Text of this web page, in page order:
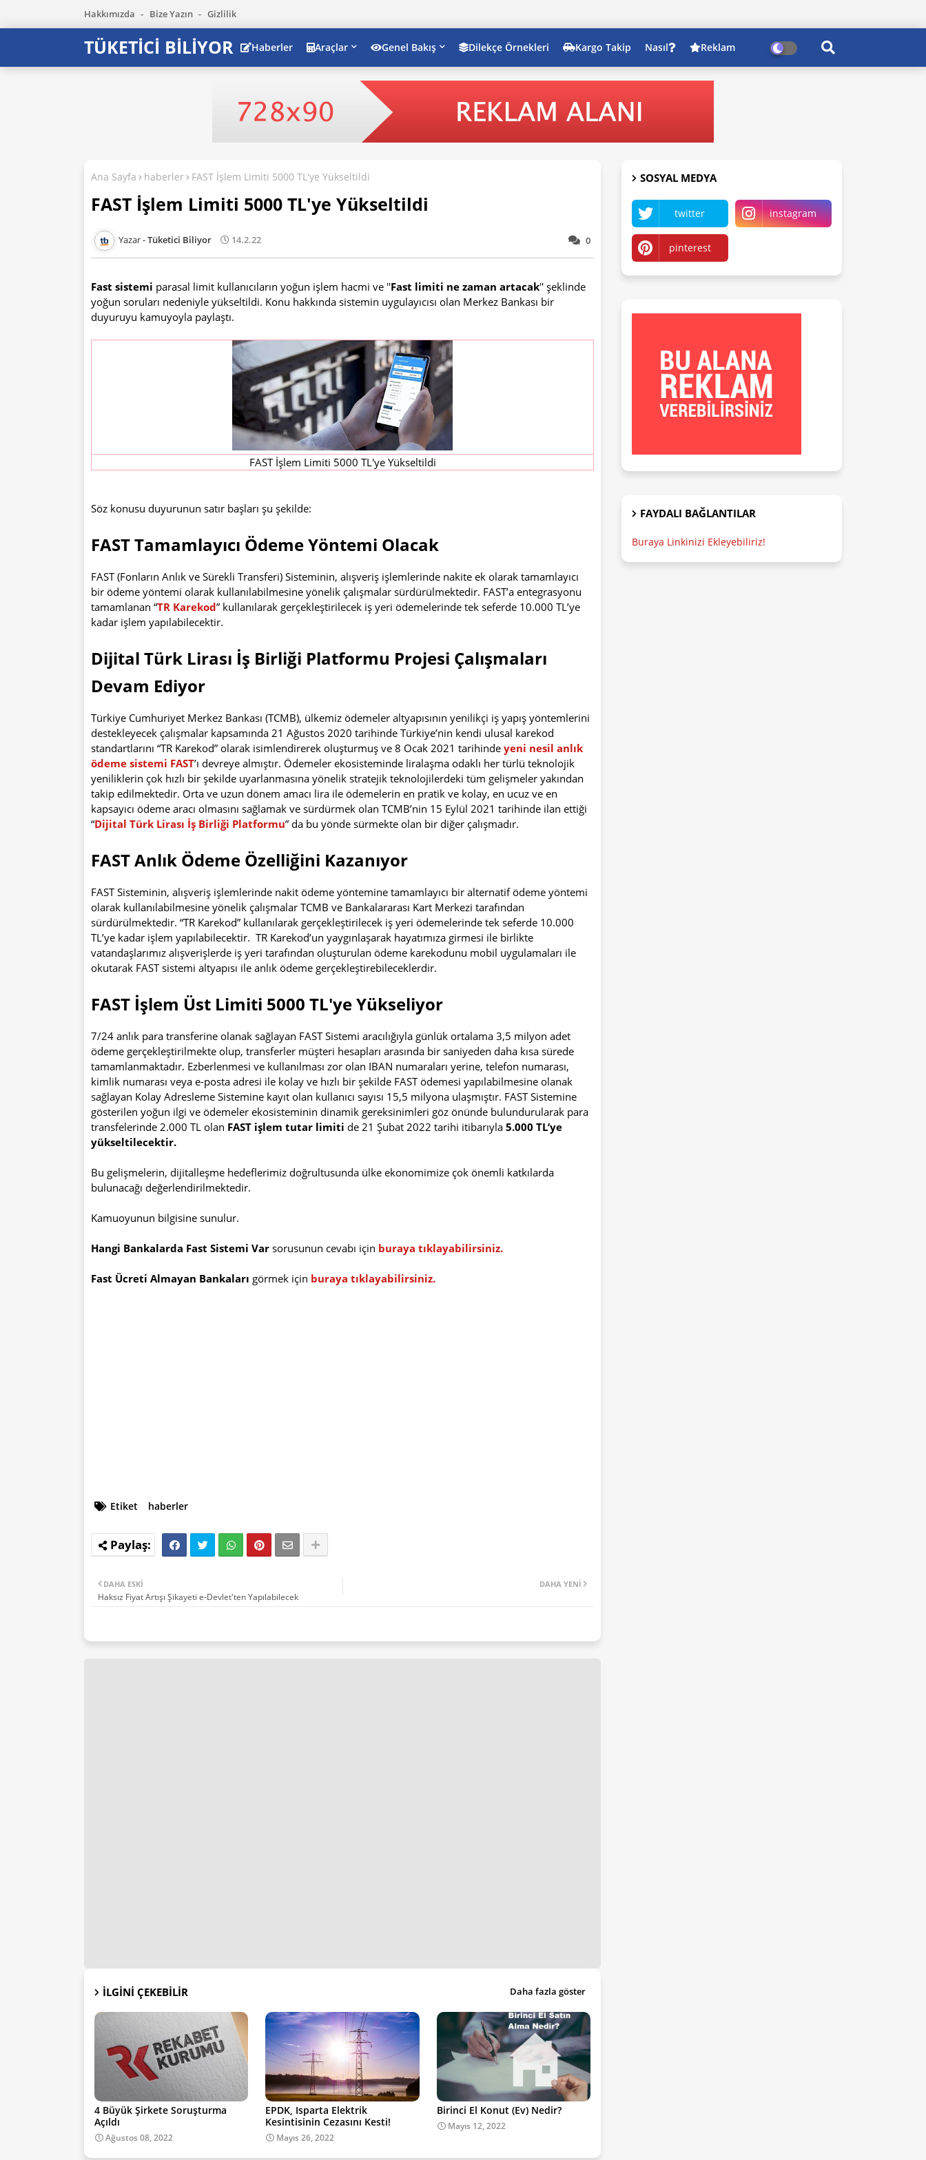
Hakkımızda Bize Yazın Gizlilik
TÜKETİCİ BİLİYOR Haberler Araçlar Genel Bakış Dilekçe Örnekleri Kargo Takip Nasıl Reklam
Ana Sayfa haberler FAST İşlem Limiti 5000 TL'ye Yükseltildi
FAST İşlem Limiti 5000 TL'ye Yükseltildi
0
Tüketici Biliyor 14.2.22
Fast sistemi parasal limit kullanıcıların yoğun işlem hacmi ve ''Fast limiti ne zaman artacak'' şeklinde
yoğun soruları nedeniyle yükseltildi. Konu hakkında sistemin uygulayıcısı olan Merkez Bankası bir
duyuruyu kamuyoyla paylaştı.
FAST İşlem Limiti 5000 TL'ye Yükseltildi
Söz konusu duyurunun satır başları şu şekilde:
FAST Tamamlayıcı Ödeme Yöntemi Olacak
FAST (Fonların Anlık ve Sürekli Transferi) Sisteminin, alışveriş işlemlerinde nakite ek olarak tamamlayıcı
bir ödeme yöntemi olarak kullanılabilmesine yönelik çalışmalar sürdürülmektedir. FAST’a entegrasyonu
tamamlanan “TR Karekod” kullanılarak gerçekleştirilecek iş yeri ödemelerinde tek seferde 10.000 TL’ye
kadar işlem yapılabilecektir.
Dijital Türk Lirası İş Birliği Platformu Projesi Çalışmaları
Devam Ediyor
Türkiye Cumhuriyet Merkez Bankası (TCMB), ülkemiz ödemeler altyapısının yenilikçi iş yapış yöntemlerini
destekleyecek çalışmalar kapsamında 21 Ağustos 2020 tarihinde Türkiye’nin kendi ulusal karekod
standartlarını “TR Karekod” olarak isimlendirerek oluşturmuş ve 8 Ocak 2021 tarihinde yeni nesil anlık
ödeme sistemi FAST’ı devreye almıştır. Ödemeler ekosisteminde liralaşma odaklı her türlü teknolojik
yeniliklerin çok hızlı bir şekilde uyarlanmasına yönelik stratejik teknolojilerdeki tüm gelişmeler yakından
takip edilmektedir. Orta ve uzun dönem amacı lira ile ödemelerin en pratik ve kolay, en ucuz ve en
kapsayıcı ödeme aracı olmasını sağlamak ve sürdürmek olan TCMB’nin 15 Eylül 2021 tarihinde ilan ettiği
“Dijital Türk Lirası İş Birliği Platformu” da bu yönde sürmekte olan bir diğer çalışmadır.
FAST Anlık Ödeme Özelliğini Kazanıyor
FAST Sisteminin, alışveriş işlemlerinde nakit ödeme yöntemine tamamlayıcı bir alternatif ödeme yöntemi
olarak kullanılabilmesine yönelik çalışmalar TCMB ve Bankalararası Kart Merkezi tarafından
sürdürülmektedir. “TR Karekod” kullanılarak gerçekleştirilecek iş yeri ödemelerinde tek seferde 10.000
TL’ye kadar işlem yapılabilecektir. TR Karekod’un yaygınlaşarak hayatımıza girmesi ile birlikte
vatandaşlarımız alışverişlerde iş yeri tarafından oluşturulan ödeme karekodunu mobil uygulamaları ile
okutarak FAST sistemi altyapısı ile anlık ödeme gerçekleştirebileceklerdir.
FAST İşlem Üst Limiti 5000 TL'ye Yükseliyor
7/24 anlık para transferine olanak sağlayan FAST Sistemi aracılığıyla günlük ortalama 3,5 milyon adet
ödeme gerçekleştirilmekte olup, transferler müşteri hesapları arasında bir saniyeden daha kısa sürede
tamamlanmaktadır. Ezberlenmesi ve kullanılması zor olan IBAN numaraları yerine, telefon numarası,
kimlik numarası veya e-posta adresi ile kolay ve hızlı bir şekilde FAST ödemesi yapılabilmesine olanak
sağlayan Kolay Adresleme Sistemine kayıt olan kullanıcı sayısı 15,5 milyona ulaşmıştır. FAST Sistemine
gösterilen yoğun ilgi ve ödemeler ekosisteminin dinamik gereksinimleri göz önünde bulundurularak para
transfelerinde 2.000 TL olan FAST işlem tutar limiti de 21 Şubat 2022 tarihi itibarıyla 5.000 TL’ye
yükseltilecektir.
Bu gelişmelerin, dijitalleşme hedeflerimiz doğrultusunda ülke ekonomimize çok önemli katkılarda
bulunacağı değerlendirilmektedir.
Kamuoyunun bilgisine sunulur.
Hangi Bankalarda Fast Sistemi Var sorusunun cevabı için buraya tıklayabilirsiniz.
Fast Ücreti Almayan Bankaları görmek için buraya tıklayabilirsiniz.
Etiket haberler
DAHA YENI
DAHA ESKI
Haksız Fiyat Artışı Şikayeti e-Devlet'ten Yapılabilecek
İLGINI ÇEKEBILIR Daha fazla göster
4 Büyük Şirkete Soruşturma
Açıldı
Ağustos 08, 2022
EPDK, Isparta Elektrik
Kesintisinin Cezasını Kesti!
Mayıs 26, 2022
Birinci El Konut (Ev) Nedir?
Mayıs 12, 2022
SOSYAL MEDYA
twitter instagram
pinterest
FAYDALI BAĞLANTILAR
Buraya Linkinizi Ekleyebiliriz!